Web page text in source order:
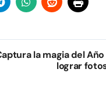
la magia del
lograr